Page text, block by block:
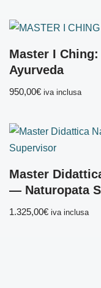
Master I
Ayurveda
950,00€ iva inclusa
Master
— Naturopata
1.325,00€ iva inclusa